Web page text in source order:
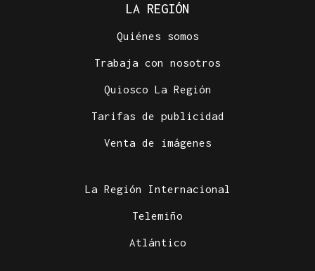
LA REGIÓN
Quiénes somos
Trabaja con nosotros
Quiosco La Región
Tarifas de publicidad
Venta de imágenes
La Región Internacional
Telemiño
Atlántico